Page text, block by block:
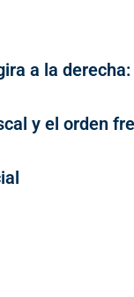
a la
y el orden